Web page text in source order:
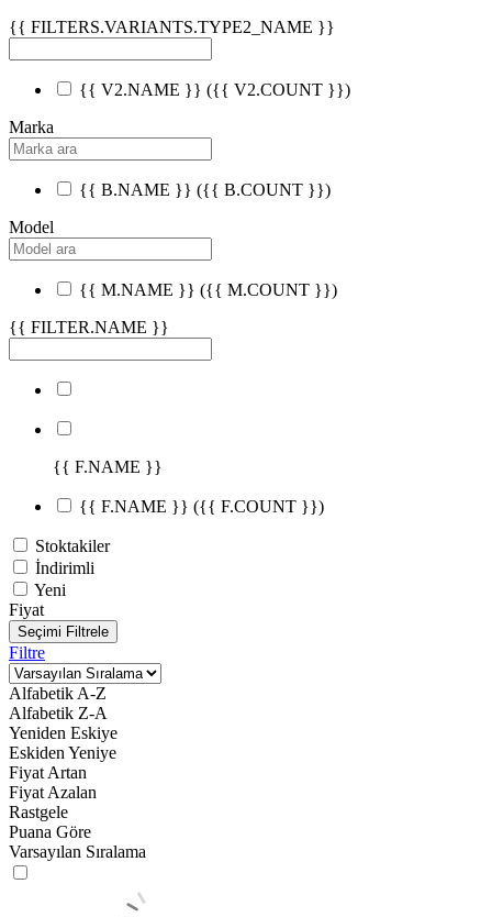
{{ FILTERS.VARIANTS.TYPE2_NAME }}
{{ V2.NAME }} ({{ V2.COUNT }})
Marka
{{ B.NAME }} ({{ B.COUNT }})
Model
{{ M.NAME }} ({{ M.COUNT }})
{{ FILTER.NAME }}
{{ F.NAME }}
{{ F.NAME }} ({{ F.COUNT }})
Stoktakiler
İndirimli
Yeni
Fiyat
Seçimi Filtrele
Filtre
Alfabetik A-Z
Alfabetik Z-A
Yeniden Eskiye
Eskiden Yeniye
Fiyat Artan
Fiyat Azalan
Rastgele
Puana Göre
Varsayılan Sıralama